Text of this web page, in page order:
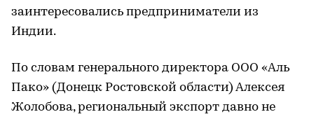
заинтересовались предприниматели из
Индии.
По словам генерального директора ООО «Аль
Пако» (Донецк Ростовской области) Алексея
Жолобова, региональный экспорт давно не